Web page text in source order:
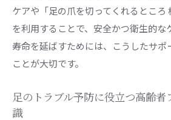
訪問フットケア料金を比較
イント
利用術
ケアや「足の爪を切ってくれるところ
を利用することで、安全かつ衛生的な
寿命を延ばすためには、こうしたサポ
ことが大切です。
足のトラブル予防に役立つ高齢者
識